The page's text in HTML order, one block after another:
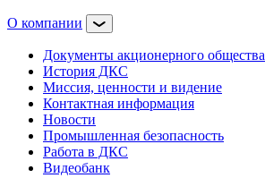
О компании
Документы акционерного общества
История ДКС
Миссия, ценности и видение
Контактная информация
Новости
Промышленная безопасность
Работа в ДКС
Видеобанк